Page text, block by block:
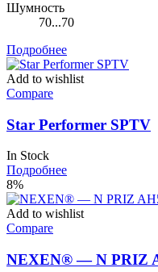
Шумность
70...70
Подробнее
Add to wishlist
Compare
Star Performer SPTV
In Stock
Подробнее
8%
Add to wishlist
Compare
NEXEN® — N PRIZ